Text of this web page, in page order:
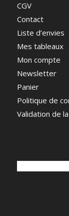
CGV
Contact
Liste d’envies
Mes tableaux
Mon compte
Newsletter
Panier
Politique de
Validation de